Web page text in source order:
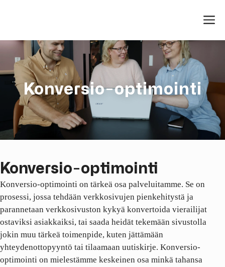
Konversio-optimointi
Konversio-optimointi
Konversio-optimointi on tärkeä osa palveluitamme. Se on
prosessi, jossa tehdään verkkosivujen pienkehitystä ja
parannetaan verkkosivuston kykyä konvertoida vierailijat
ostaviksi asiakkaiksi, tai saada heidät tekemään sivustolla
jokin muu tärkeä toimenpide, kuten jättämään
yhteydenottopyyntö tai tilaamaan uutiskirje. Konversio-
optimointi on mielestämme keskeinen osa minkä tahansa